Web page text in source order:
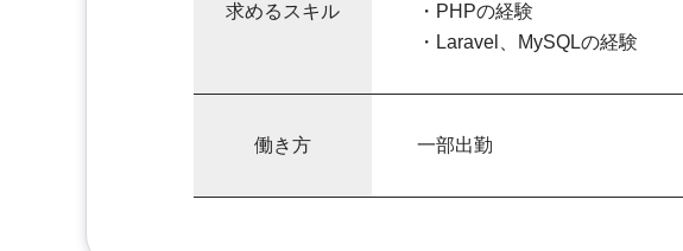
求めるスキル
・PHPの経験
・Laravel、MySQLの経験
働き方 一部出勤